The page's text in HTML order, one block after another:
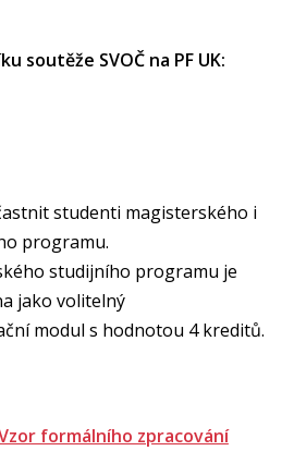
soutěže SVOČ na PF UK:
studenti magisterského i
programu.
studijního programu je
jako volitelný
modul s hodnotou 4 kreditů.
formálního zpracování